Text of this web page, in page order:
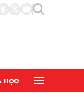
HỌC